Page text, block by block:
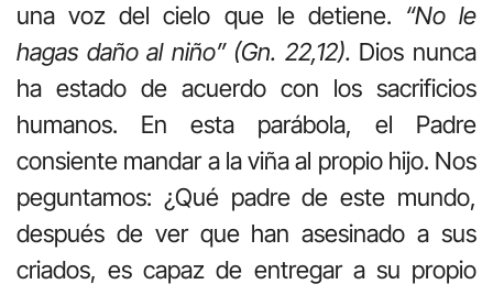
una voz del cielo que le detiene. “No le
hagas daño al niño” (Gn. 22,12). Dios nunca
ha estado de acuerdo con los sacrificios
humanos. En esta parábola, el Padre
consiente mandar a la viña al propio hijo. Nos
peguntamos: ¿Qué padre de este mundo,
después de ver que han asesinado a sus
criados, es capaz de entregar a su propio